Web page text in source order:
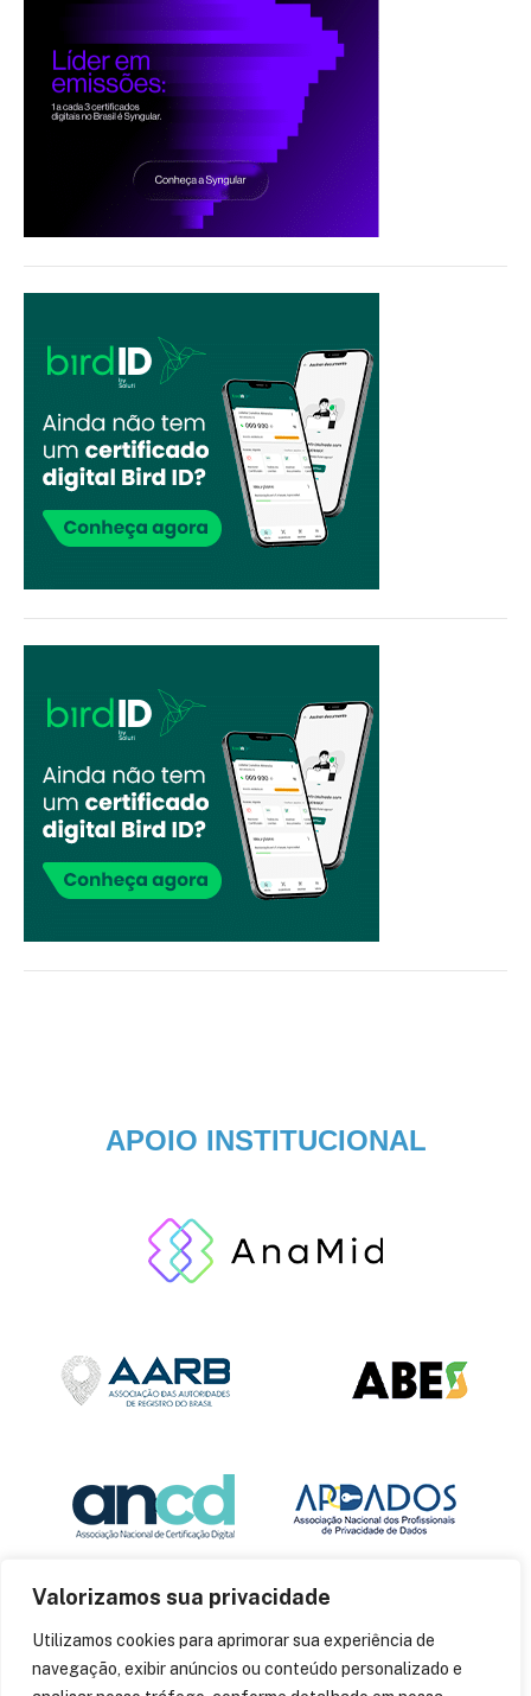
Valorizamos sua privacidade
Utilizamos cookies para aprimorar sua experiência de
navegação, exibir anúncios ou conteúdo personalizado e
APOIO INSTITUCIONAL